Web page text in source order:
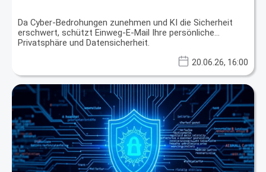
Da Cyber-Bedrohungen zunehmen und KI die Sicherheit
erschwert, schützt Einweg-E-Mail Ihre persönliche
Privatsphäre und Datensicherheit.
20.06.26, 16:00